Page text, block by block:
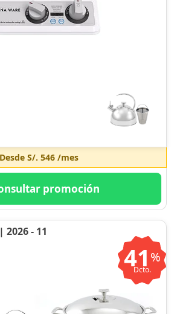
Desde S/. 546/mes
promoción
2026 - 11
41 %
Dcto.